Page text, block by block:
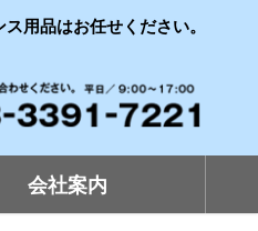
用品はお任せください。
会社案内